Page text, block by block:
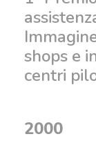
shops e
centri
2000